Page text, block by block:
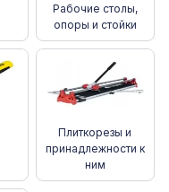
Рабочие столы,
опоры и стойки
Плиткорезы и
принадлежности к
ним